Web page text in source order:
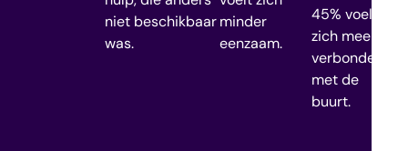
niet beschikbaar
was.
minder
eenzaam.
45% voelt
zich meer
verbonden
met de
buurt.